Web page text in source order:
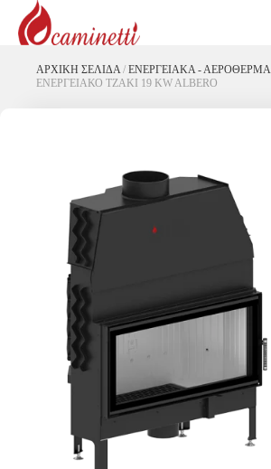
ΑΡΧΙΚΉ ΣΕΛΊΔΑ / ΕΝΕΡΓΕΙΑΚΆ - ΑΕΡΌΘΕΡΜΑ
ΕΝΕΡΓΕΙΑΚΟ ΤΖΑΚΙ 19 KW ALBERO